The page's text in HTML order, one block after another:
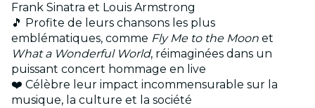
Frank Sinatra et Louis Armstrong
🎵 Profite de leurs chansons les plus
emblématiques, comme Fly Me to the Moon et
What a Wonderful World, réimaginées dans un
puissant concert hommage en live
❤️ Célèbre leur impact incommensurable sur la
musique, la culture et la société